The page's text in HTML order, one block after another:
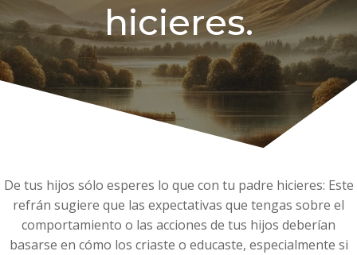
hicieres.
De tus hijos sólo esperes lo que con tu padre hicieres: Este
refrán sugiere que las expectativas que tengas sobre el
comportamiento o las acciones de tus hijos deberían
basarse en cómo los criaste o educaste, especialmente si